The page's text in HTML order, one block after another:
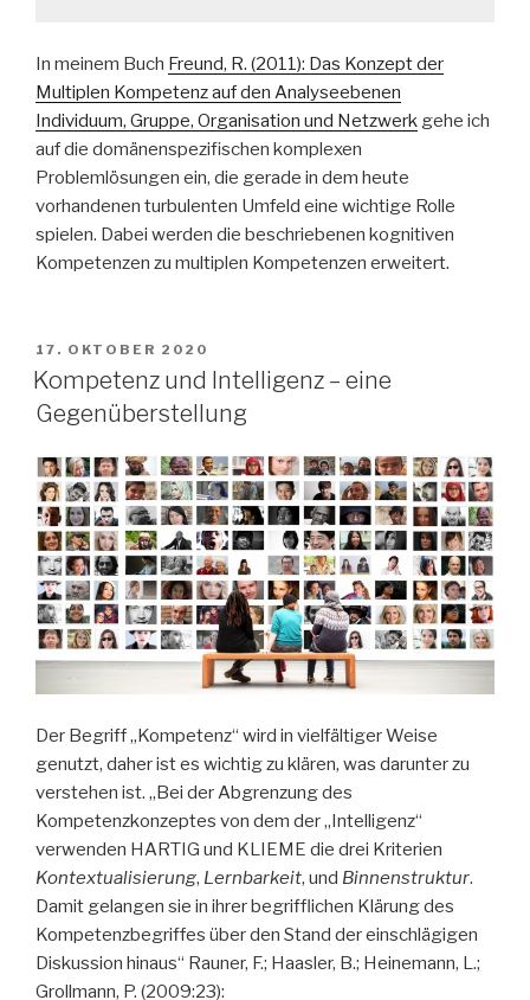
In meinem Buch Freund, R. (2011): Das Konzept der
Multiplen Kompetenz auf den Analyseebenen
Individuum, Gruppe, Organisation und Netzwerk gehe ich
auf die domänenspezifischen komplexen
Problemlösungen ein, die gerade in dem heute
vorhandenen turbulenten Umfeld eine wichtige Rolle
spielen. Dabei werden die beschriebenen kognitiven
Kompetenzen zu multiplen Kompetenzen erweitert.
VERÖFFENTLICHT
AM
17. OKTOBER 2020
Kompetenz und Intelligenz – eine
Gegenüberstellung
Der Begriff „Kompetenz“ wird in vielfältiger Weise
genutzt, daher ist es wichtig zu klären, was darunter zu
verstehen ist. „Bei der Abgrenzung des
Kompetenzkonzeptes von dem der „Intelligenz“
verwenden HARTIG und KLIEME die drei Kriterien
Kontextualisierung, Lernbarkeit, und Binnenstruktur.
Damit gelangen sie in ihrer begrifflichen Klärung des
Kompetenzbegriffes über den Stand der einschlägigen
Diskussion hinaus“ Rauner, F.; Haasler, B.; Heinemann, L.;
Grollmann, P. (2009:23):